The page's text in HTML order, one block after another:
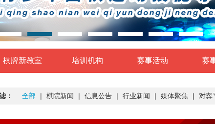
棋牌新教室 培训机构 赛事活动 赛
： 全部 | 棋院新闻 | 信息公告 | 行业新闻 | 媒体聚焦 | 对弈